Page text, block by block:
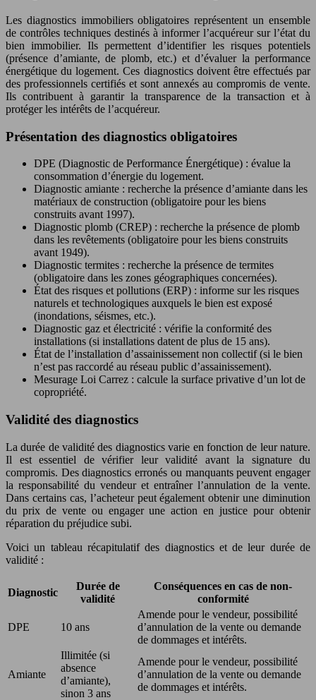
Les diagnostics immobiliers obligatoires représentent un ensemble
de contrôles techniques destinés à informer l’acquéreur sur l’état du
bien immobilier. Ils permettent d’identifier les risques potentiels
(présence d’amiante, de plomb, etc.) et d’évaluer la performance
énergétique du logement. Ces diagnostics doivent être effectués par
des professionnels certifiés et sont annexés au compromis de vente.
Ils contribuent à garantir la transparence de la transaction et à
protéger les intérêts de l’acquéreur.
Présentation des diagnostics obligatoires
DPE (Diagnostic de Performance Énergétique) : évalue la
consommation d’énergie du logement.
Diagnostic amiante : recherche la présence d’amiante dans les
matériaux de construction (obligatoire pour les biens
construits avant 1997).
Diagnostic plomb (CREP) : recherche la présence de plomb
dans les revêtements (obligatoire pour les biens construits
avant 1949).
Diagnostic termites : recherche la présence de termites
(obligatoire dans les zones géographiques concernées).
État des risques et pollutions (ERP) : informe sur les risques
naturels et technologiques auxquels le bien est exposé
(inondations, séismes, etc.).
Diagnostic gaz et électricité : vérifie la conformité des
installations (si installations datent de plus de 15 ans).
État de l’installation d’assainissement non collectif (si le bien
n’est pas raccordé au réseau public d’assainissement).
Mesurage Loi Carrez : calcule la surface privative d’un lot de
copropriété.
Validité des diagnostics
La durée de validité des diagnostics varie en fonction de leur nature.
Il est essentiel de vérifier leur validité avant la signature du
compromis. Des diagnostics erronés ou manquants peuvent engager
la responsabilité du vendeur et entraîner l’annulation de la vente.
Dans certains cas, l’acheteur peut également obtenir une diminution
du prix de vente ou engager une action en justice pour obtenir
réparation du préjudice subi.
Voici un tableau récapitulatif des diagnostics et de leur durée de
validité :
Diagnostic
Durée de
validité
Conséquences en cas de non-
conformité
DPE 10 ans
Amende pour le vendeur, possibilité
d’annulation de la vente ou demande
de dommages et intérêts.
Amiante
Illimitée (si
absence
d’amiante),
sinon 3 ans
Amende pour le vendeur, possibilité
d’annulation de la vente ou demande
de dommages et intérêts.